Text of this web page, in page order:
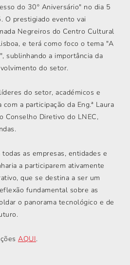
do 30º Aniversário" no dia 5
O prestigiado evento vai
Negreiros do Centro Cultural
e terá como foco o tema "A
sublinhando a importância da
do setor.
do setor, académicos e
a participação da Eng.ª Laura
Conselho Diretivo do LNEC,
as empresas, entidades e
a participarem ativamente
que se destina a ser um
fundamental sobre as
o panorama tecnológico e de
AQUI.